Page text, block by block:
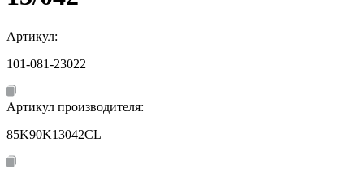
Артикул:
101-081-23022
Артикул производителя:
85K90K13042CL